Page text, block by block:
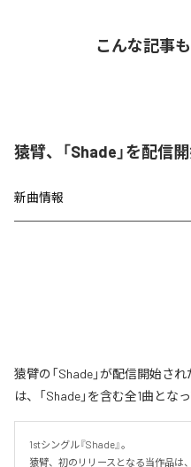
こんな記事
猿臂、「Shade」を配信
新曲情報
猿臂の「Shade」が配信開始さ
は、「Shade」を含む全1曲となっ
1stシングル『Shade』。
猿臂、初のリリースとなる当作品は